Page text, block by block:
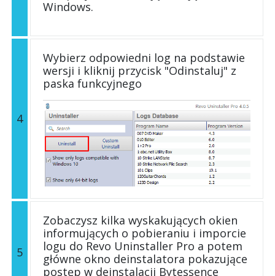
Windows.
4
Wybierz odpowiedni log na podstawie
wersji i kliknij przycisk "Odinstaluj" z
paska funkcyjnego
5
Zobaczysz kilka wyskakujących okien
informujących o pobieraniu i imporcie
logu do Revo Uninstaller Pro a potem
główne okno deinstalatora pokazujące
postęp w deinstalacji Bytessence